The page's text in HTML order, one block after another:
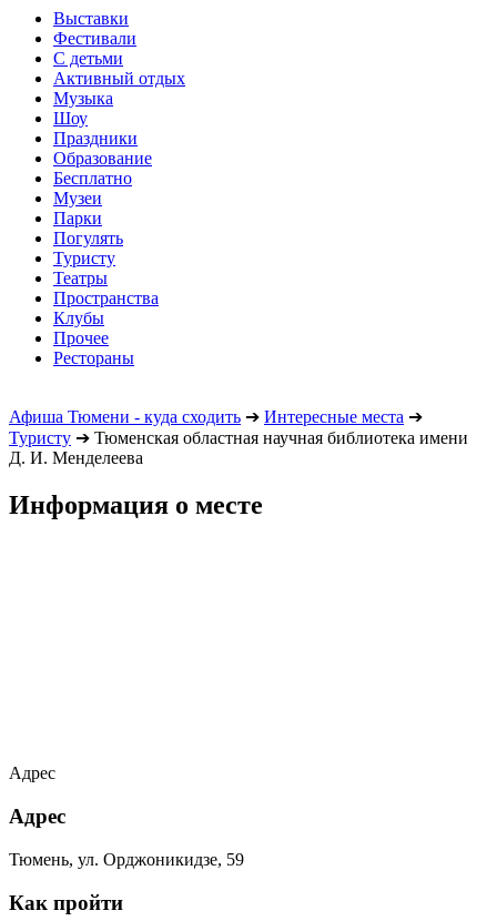
Выставки
Фестивали
С детьми
Активный отдых
Музыка
Шоу
Праздники
Образование
Бесплатно
Музеи
Парки
Погулять
Туристу
Театры
Пространства
Клубы
Прочее
Рестораны
Афиша Тюмени - куда сходить ➔ Интересные места ➔
Туристу ➔ Тюменская областная научная библиотека имени
Д. И. Менделеева
Информация о месте
Адрес
Адрес
Тюмень, ул. Орджоникидзе, 59
Как пройти